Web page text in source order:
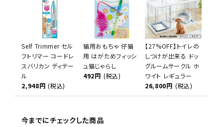
Self Trimmer セル
フトリマー コードレ
スバリカン ディテー
ル
2,948円 (税込)
猫用おもちゃ 仔猫
用 はがためフィッシ
ュ猫じゃらし
492円 (税込)
【27%OFF】トイレの
しつけが出来る ドッ
グルームサークル ホ
ワイト レギュラー
26,800円 (税込)
今までにチェックした商品